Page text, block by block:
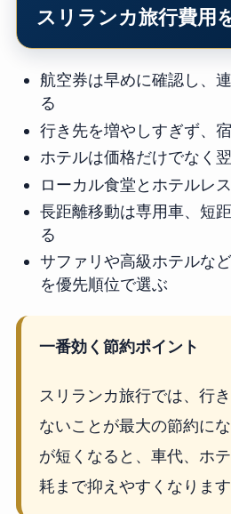
スリランカ旅行費用
航空券は早めに確認し、
る
行き先を増やしすぎず、
ホテルは価格だけでなく
ローカル食堂とホテルレ
長距離移動は専用車、短
る
サファリや高級ホテルな
を優先順位で選ぶ
一番効く節約ポイント
スリランカ旅行では、行
ないことが最大の節約に
が短くなると、車代、ホ
耗まで抑えやすくなります